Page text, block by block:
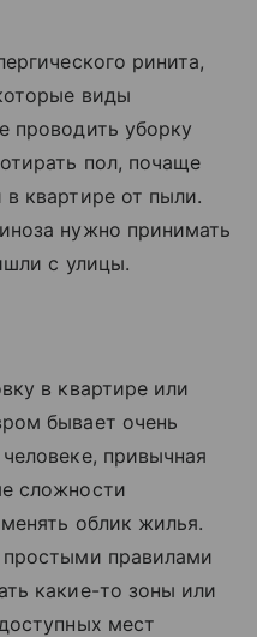
ринита,
виды
проводить уборку
пол, почаще
в квартире от пыли.
нужно принимать
с улицы.
в квартире или
бывает очень
привычная
сложности
облик жилья.
простыми правилами
какие-то зоны или
мест